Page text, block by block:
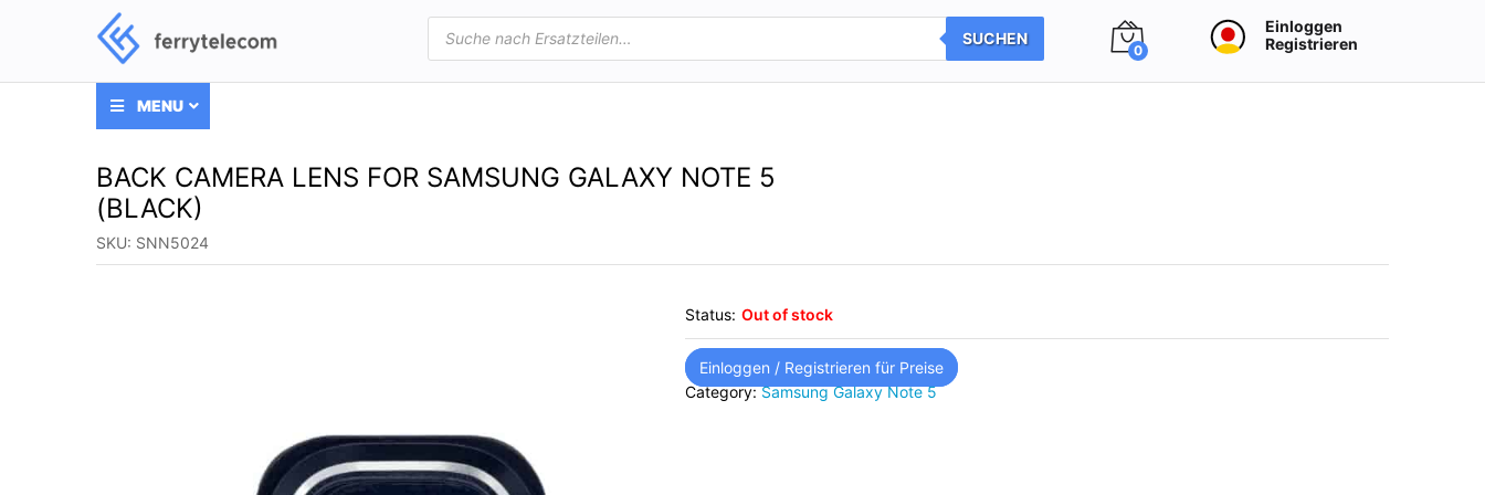
Products
search
SUCHEN
0
Einloggen
Registrieren
MENU
BACK CAMERA LENS FOR SAMSUNG GALAXY NOTE 5
(BLACK)
SKU: SNN5024
Status: Out of stock
Einloggen / Registrieren für Preise
Category:Samsung Galaxy Note 5